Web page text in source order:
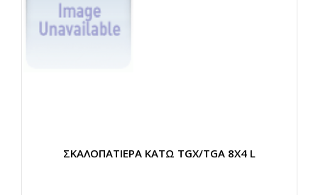
ΣΚΑΛΟΠΑΤΙΕΡΑ ΚΑΤΩ TGX/TGA 8X4 L